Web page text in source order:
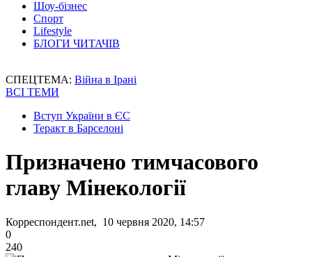
Шоу-бізнес
Спорт
Lifestyle
БЛОГИ ЧИТАЧІВ
СПЕЦТЕМА: Війна в Ірані
ВСІ ТЕМИ
Вступ України в ЄС
Теракт в Барселоні
Призначено тимчасового
главу Мінекології
Корреспондент.net, 10 червня 2020, 14:57
0
240